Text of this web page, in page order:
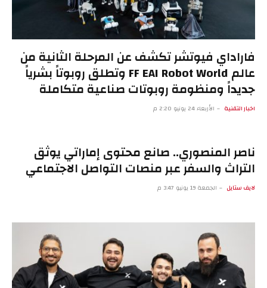
فاراداي فيوتشر تكشف عن المرحلة الثانية من
عالم FF EAI Robot World وتطلق روبوتاً بشرياً
جديداً ومنظومة روبوتات صناعية متكاملة
اخبار التقنية الأربعاء 24 يونيو 2:20 م
ناصر المنصوري.. صانع محتوى إماراتي يوثق
التراث والسفر عبر منصات التواصل الاجتماعي
لايف ستايل الجمعة 19 يونيو 3:47 م